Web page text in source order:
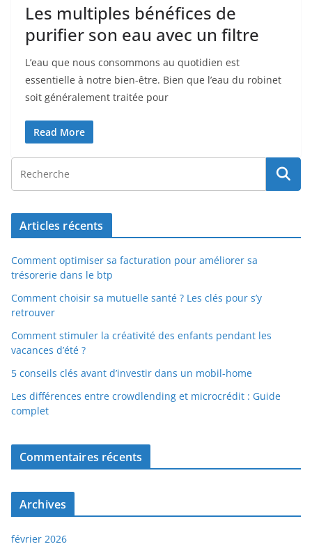
Les multiples bénéfices de
purifier son eau avec un filtre
L’eau que nous consommons au quotidien est
essentielle à notre bien-être. Bien que l’eau du robinet
soit généralement traitée pour
Read More
Articles récents
Comment optimiser sa facturation pour améliorer sa
trésorerie dans le btp
Comment choisir sa mutuelle santé ? Les clés pour s’y
retrouver
Comment stimuler la créativité des enfants pendant les
vacances d’été ?
5 conseils clés avant d’investir dans un mobil-home
Les différences entre crowdlending et microcrédit : Guide
complet
Commentaires récents
Archives
février 2026